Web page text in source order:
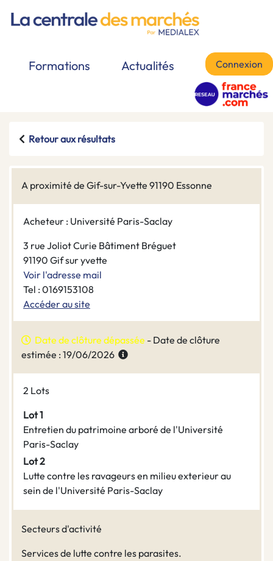
Formations Actualités Connexion
Retour aux résultats
A proximité de Gif-sur-Yvette 91190 Essonne
Acheteur : Université Paris-Saclay
3 rue Joliot Curie Bâtiment Bréguet
91190 Gif sur yvette
Voir l'adresse mail
Tel : 0169153108
Accéder au site
Date de clôture dépassée - Date de clôture
estimée : 19/06/2026
2 Lots
Lot 1
Entretien du patrimoine arboré de l'Université
Paris-Saclay
Lot 2
Lutte contre les ravageurs en milieu exterieur au
sein de l'Université Paris-Saclay
Secteurs d'activité
Services de lutte contre les parasites.